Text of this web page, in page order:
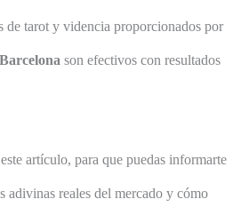
de tarot y videncia proporcionados por
son efectivos con resultados
artículo, para que puedas informarte
adivinas reales del mercado y cómo